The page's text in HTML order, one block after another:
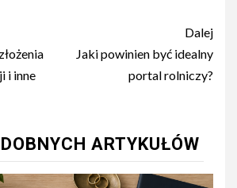
i inne
Dalej
Jaki powinien być idealny
portal rolniczy?
ARTYKUŁÓW